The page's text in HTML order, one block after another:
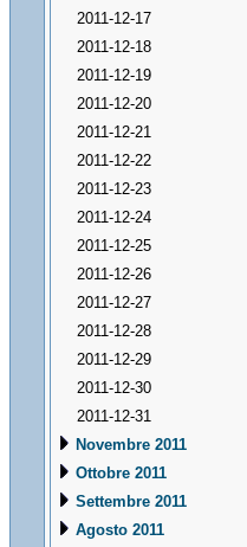
2011-12-17
2011-12-18
2011-12-19
2011-12-20
2011-12-21
2011-12-22
2011-12-23
2011-12-24
2011-12-25
2011-12-26
2011-12-27
2011-12-28
2011-12-29
2011-12-30
2011-12-31
Novembre 2011
Ottobre 2011
Settembre 2011
Agosto 2011